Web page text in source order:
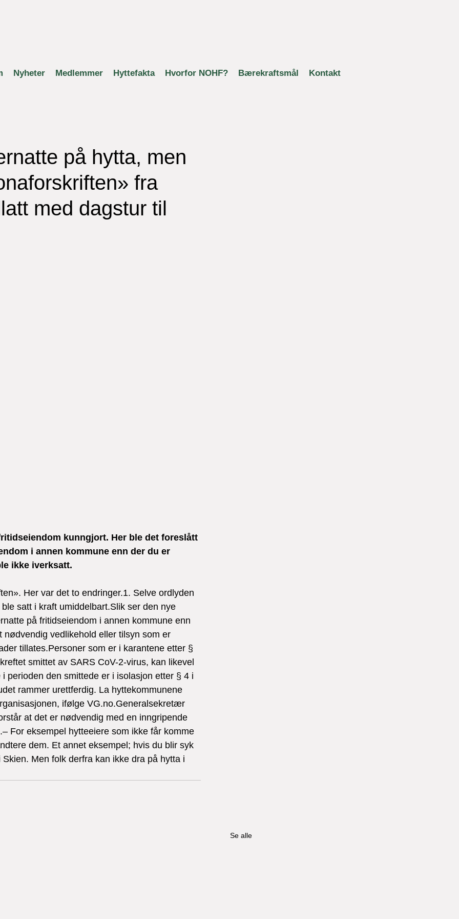
Nyheter Medlemmer Hyttefakta Hvorfor NOHF? Bærekraftsmål Kontakt
på hytta, men
fra
med dagstur til
kunngjort. Her ble det foreslått
i annen kommune enn der du er
ikke iverksatt.
Her var det to endringer.1. Selve ordlyden
satt i kraft umiddelbart.Slik ser den nye
på fritidseiendom i annen kommune enn
vedlikehold eller tilsyn som er
tillates.Personer som er i karantene etter §
smittet av SARS CoV-2-virus, kan likevel
perioden den smittede er i isolasjon etter § 4 i
rammer urettferdig. La hyttekommunene
ifølge VG.no.Generalsekretær
at det er nødvendig med en inngripende
For eksempel hytteeiere som ikke får komme
dem. Et annet eksempel; hvis du blir syk
Men folk derfra kan ikke dra på hytta i
Se alle